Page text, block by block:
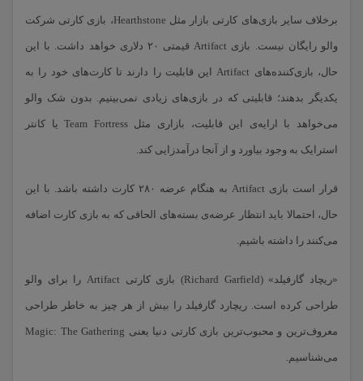
برخلاف سایر بازی‌های کارتی بازار مثل Hearthstone، بازی کارتی شرکت
والو رایگان نیست. بازی Artifact قیمتی ۲۰ دلاری خواهد داشت. با این
حال، بازی‌کننده‌های Artifact این قابلیت را دارند تا کارت‌های خود را به
یکدیگر بدهند؛ قابلیتی که در بازی‌های زیادی نمی‌بینیم. بدون شک والو
می‌خواهد با ارایه‌ی این قابلیت، بازاری مثل Team Fortress یا کانتر
استرایک به وجود بیاورد و از آنجا درآمدزایی کند.
قرار است بازی Artifact به هنگام عرضه ۲۸۰ کارت داشته باشد. با این
حال، احتمالا باید انتظار عرضه‌ی بسته‌های الحاقی که به بازی کارت اضافه
می‌کنند را داشته باشیم.
«ریچاد گارفیلد» (Richard Garfield) بازی کارتی Artifact را برای والو
طراحی کرده است. ریچارد گارفیلد را بیش از هر چیز به خاطر طراحی
معروف‌ترین و محبوب‌ترین بازی کارتی دنیا یعنی Magic: The Gathering
می‌شناسیم.